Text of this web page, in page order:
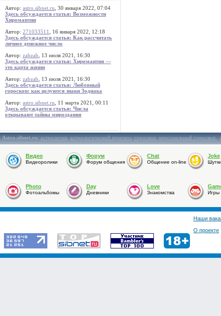
Автор: astro.sibnet.ru , 30 января 2022, 07:04
Здесь обсуждается статья: Возможности
Хиромантии
Автор: 271033511
, 16 января 2022, 12:18
Здесь обсуждается статья: Как рассчитать
личное денежное число
Автор: zabzab , 13 июля 2021, 16:30
Здесь обсуждается статья: Хиромантия —
это карта жизни
Автор: zabzab , 13 июля 2021, 16:30
Здесь обсуждается статья: Любовный
гороскоп: как целуются знаки Зодиака
Автор: astro.sibnet.ru , 11 марта 2021, 00:11
Здесь обсуждается статья: Числа
открывают тайны мироздания
Astro.sibnet.ru:астрология,астрологический прогноз,гороскоп,персональный гороскоп,
Видео
Видеоролики
Форум
Форум общения
Chat
Общение on-line
Joke
Photo
Фотоальбомы
Day
Дневники
Love
Знакомства Игры
Наши
О проекте